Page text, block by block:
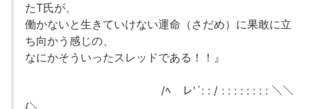
たT氏が、
働かないと生きていけない運命（さだめ）に果敢に立
ち向かう感じの、
なにかそういったスレッドである！！』
/ﾍ レ'´: : / : : : : : : : : ＼＼